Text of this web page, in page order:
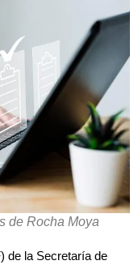
de Rocha Moya
de la Secretaría de